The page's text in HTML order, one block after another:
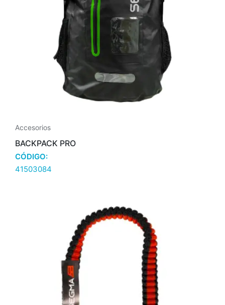
Accesorios
BACKPACK PRO
CÓDIGO:
41503084